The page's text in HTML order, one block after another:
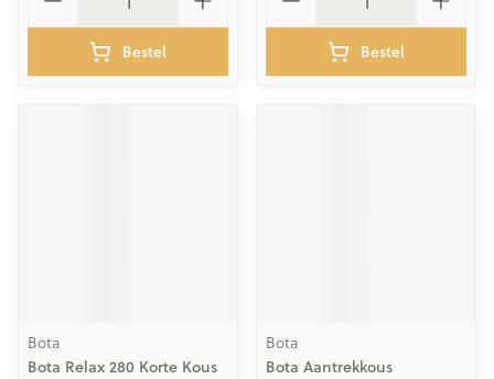
Bestel Bestel
Bota
Bota Relax 280 Korte Kous
Bota
Bota Aantrekkous